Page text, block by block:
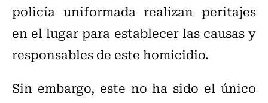
policía uniformada realizan peritajes
en el lugar para establecer las causas y
responsables de este homicidio.
Sin embargo, este no ha sido el único